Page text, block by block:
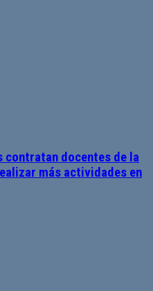
contratan docentes de la
más actividades en